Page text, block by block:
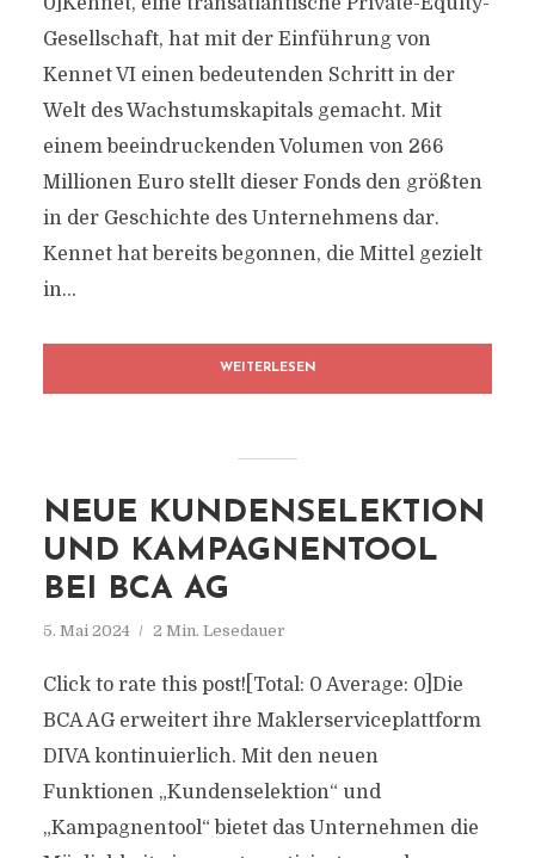
Gesellschaft, hat mit der Einführung von
Kennet VI einen bedeutenden Schritt in der
Welt des Wachstumskapitals gemacht. Mit
einem beeindruckenden Volumen von 266
Millionen Euro stellt dieser Fonds den größten
in der Geschichte des Unternehmens dar.
Kennet hat bereits begonnen, die Mittel gezielt
in...
WEITERLESEN
NEUE KUNDENSELEKTION
UND KAMPAGNENTOOL
BEI BCA AG
5. Mai 2024 2 Min. Lesedauer
Click to rate this post![Total: 0 Average: 0]Die
BCA AG erweitert ihre Maklerserviceplattform
DIVA kontinuierlich. Mit den neuen
Funktionen „Kundenselektion“ und
„Kampagnentool“ bietet das Unternehmen die